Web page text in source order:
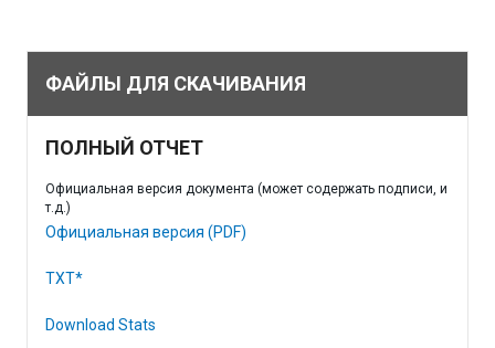
ФАЙЛЫ ДЛЯ СКАЧИВАНИЯ
ПОЛНЫЙ ОТЧЕТ
Официальная версия документа (может содержать подписи, и
т.д.)
Официальная версия (PDF)
TXT*
Download Stats